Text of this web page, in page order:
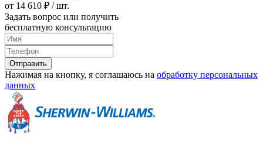
от 14 610 ₽ / шт.
Задать вопрос или получить
бесплатную консультацию
Отправить
Нажимая на кнопку, я соглашаюсь на обработку персональных
данных